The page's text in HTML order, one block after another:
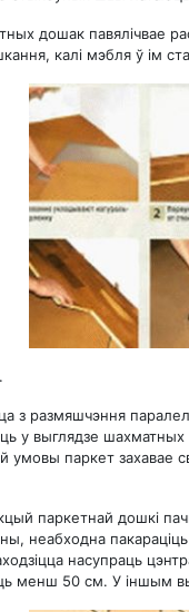
дошак павялічвае
калі мэбля ў ім
з размяшчэння
у выглядзе
умовы паркет захавае
паркетнай дошкі
неабходна
насупраць
менш 50 см. У іншым